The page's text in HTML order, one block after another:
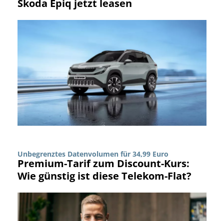
Skoda Epiq jetzt leasen
Unbegrenztes Datenvolumen für 34,99 Euro
Premium-Tarif zum Discount-Kurs:
Wie günstig ist diese Telekom-Flat?